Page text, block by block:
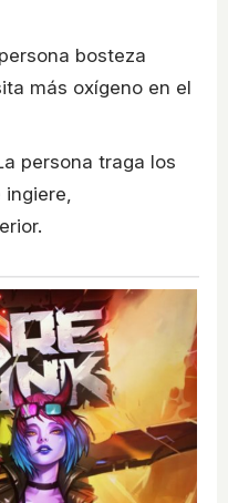
bosteza
más oxígeno en el
persona traga los